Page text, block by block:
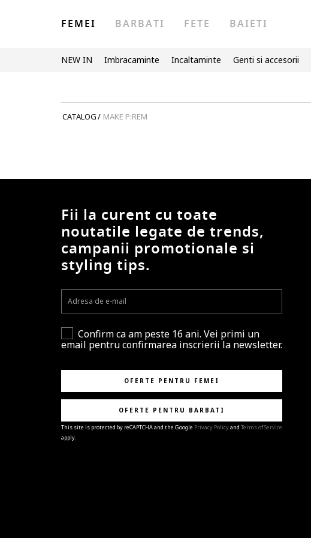
FEMEI BARBATI FETE BAIETI
NEW IN Imbracaminte Incaltaminte Genti si accesorii
CATALOG/ MAKE P:REM
Fii la curent cu toate
noutatile legate de trends,
campanii promotionale si
styling tips.
Confirm ca am peste 16 ani. Vei primi un
email pentru confirmarea inscrierii la newsletter.
OFERTE PENTRU FEMEI
OFERTE PENTRU BARBATI
This site is protected by reCAPTCHA and the Google Privacy Policyand Terms of Service
apply.